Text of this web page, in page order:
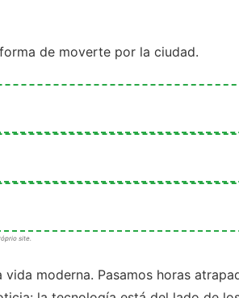
de moverte por la ciudad.
site.
moderna. Pasamos horas